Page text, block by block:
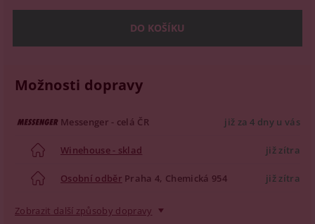
Možnosti dopravy
Messenger - celá ČR již za 4 dny u vás
Winehouse - sklad již zítra
Osobní odběr Praha 4, Chemická 954 již zítra
Zobrazit další způsoby dopravy